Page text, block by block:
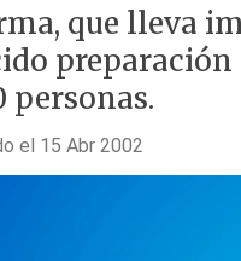
que lleva
preparación
personas.
el 15 Abr 2002